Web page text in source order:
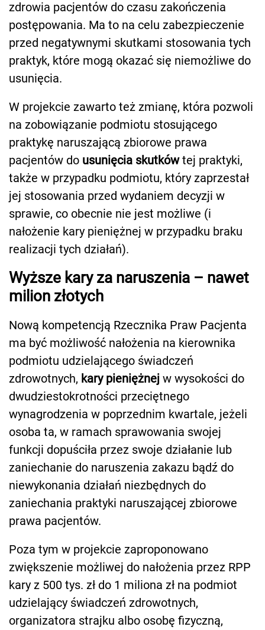
zdrowia pacjentów do czasu zakończenia
postępowania. Ma to na celu zabezpieczenie
przed negatywnymi skutkami stosowania tych
praktyk, które mogą okazać się niemożliwe do
usunięcia.
W projekcie zawarto też zmianę, która pozwoli
na zobowiązanie podmiotu stosującego
praktykę naruszającą zbiorowe prawa
pacjentów do usunięcia skutkówtej praktyki,
także w przypadku podmiotu, który zaprzestał
jej stosowania przed wydaniem decyzji w
sprawie, co obecnie nie jest możliwe (i
nałożenie kary pieniężnej w przypadku braku
realizacji tych działań).
Wyższe kary za naruszenia – nawet
milion złotych
Nową kompetencją Rzecznika Praw Pacjenta
ma być możliwość nałożenia na kierownika
podmiotu udzielającego świadczeń
zdrowotnych, kary pieniężnej w wysokości do
dwudziestokrotności przeciętnego
wynagrodzenia w poprzednim kwartale, jeżeli
osoba ta, w ramach sprawowania swojej
funkcji dopuściła przez swoje działanie lub
zaniechanie do naruszenia zakazu bądź do
niewykonania działań niezbędnych do
zaniechania praktyki naruszającej zbiorowe
prawa pacjentów.
Poza tym w projekcie zaproponowano
zwiększenie możliwej do nałożenia przez RPP
kary z 500 tys. zł do 1 miliona zł na podmiot
udzielający świadczeń zdrowotnych,
organizatora strajku albo osobę fizyczną,